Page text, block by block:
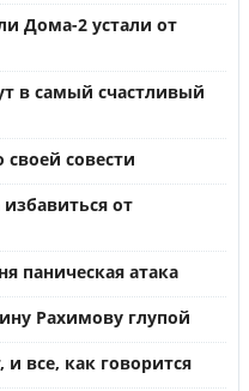
Дома-2 устали от
в самый счастливый
совести
от
паническая атака
Рахимову глупой
все, как говорится